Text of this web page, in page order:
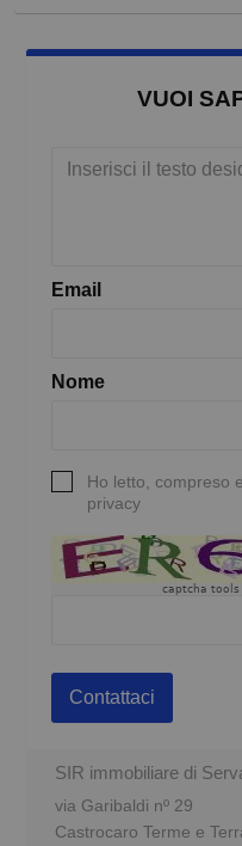
VUOI
Email
Nome
Ho letto, compreso
privacy
captcha tools
Contattaci
SIR immobiliare di
via Garibaldi nº 29
Castrocaro Terme e